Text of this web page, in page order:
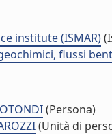
institute (ISMAR)
flussi
(Persona)
(Unità di